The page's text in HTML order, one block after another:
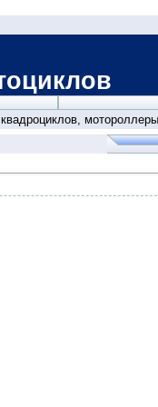
квадроциклов,